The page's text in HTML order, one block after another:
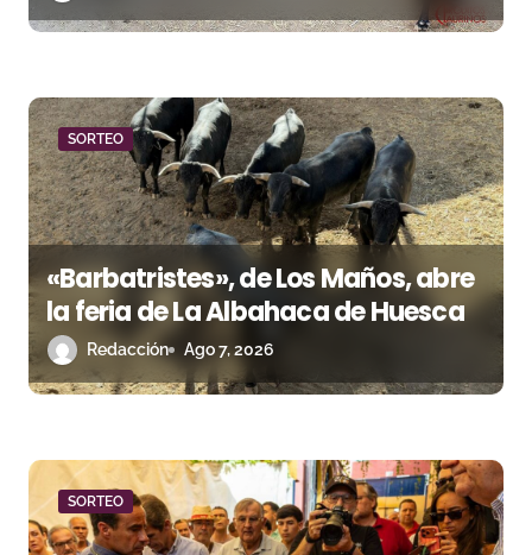
a
d
a
s
SORTEO
«Barbatristes», de Los Maños, abre
la feria de La Albahaca de Huesca
Redacción Ago 7, 2026
SORTEO